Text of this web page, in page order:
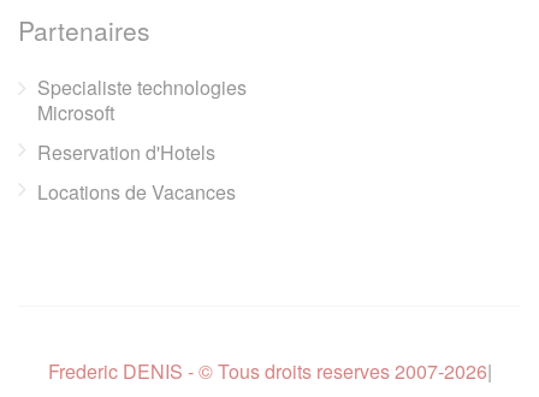
Partenaires
Specialiste technologies
Microsoft
Reservation d'Hotels
Locations de Vacances
Frederic DENIS - © Tous droits reserves 2007-2026|